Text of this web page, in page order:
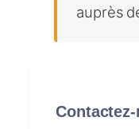
auprès